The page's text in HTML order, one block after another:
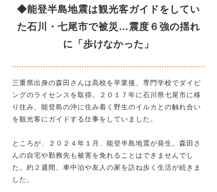
◆能登半島地震は観光客ガイドをしてい
た石川・七尾市で被災…震度６強の揺れ
に「歩けなかった」
三重県出身の森田さんは高校を卒業後、専門学校でダイビ
ングのライセンスを取得。２０１７年に石川県七尾市に移
り住み、能登島の沖に住み着く野生のイルカとの触れ合い
を観光客にガイドする仕事をしていました。
ところが、２０２４年１月、能登半島地震が発生。森田さ
んの自宅や勤務先も被害を免れることはできませんでし
た。約２週間、車中泊や友人の家を訪ね歩く生活が続きま
した。